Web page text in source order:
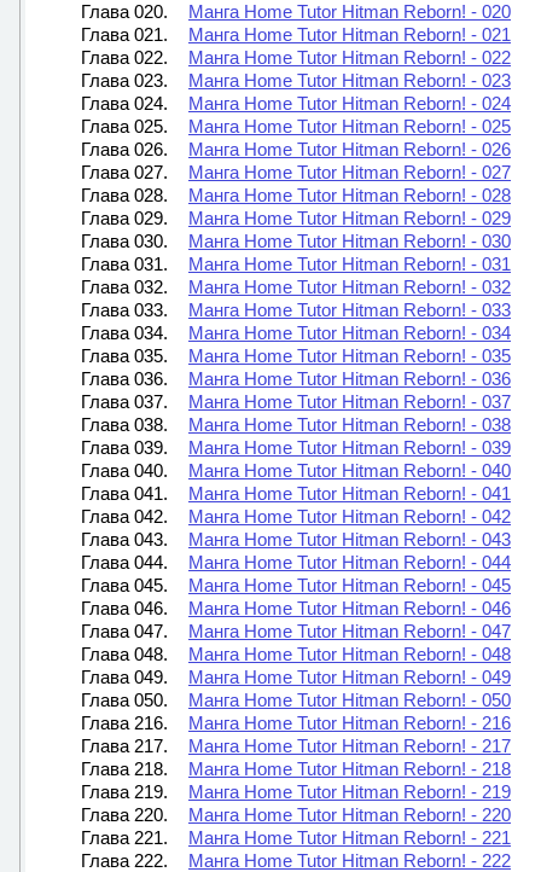
Глава 020.
Манга Home Tutor Hitman Reborn! - 020
Глава 021.
Манга Home Tutor Hitman Reborn! - 021
Глава 022.
Манга Home Tutor Hitman Reborn! - 022
Глава 023.
Манга Home Tutor Hitman Reborn! - 023
Глава 024.
Манга Home Tutor Hitman Reborn! - 024
Глава 025.
Манга Home Tutor Hitman Reborn! - 025
Глава 026.
Манга Home Tutor Hitman Reborn! - 026
Глава 027.
Манга Home Tutor Hitman Reborn! - 027
Глава 028.
Манга Home Tutor Hitman Reborn! - 028
Глава 029.
Манга Home Tutor Hitman Reborn! - 029
Глава 030.
Манга Home Tutor Hitman Reborn! - 030
Глава 031.
Манга Home Tutor Hitman Reborn! - 031
Глава 032.
Манга Home Tutor Hitman Reborn! - 032
Глава 033.
Манга Home Tutor Hitman Reborn! - 033
Глава 034.
Манга Home Tutor Hitman Reborn! - 034
Глава 035.
Манга Home Tutor Hitman Reborn! - 035
Глава 036.
Манга Home Tutor Hitman Reborn! - 036
Глава 037.
Манга Home Tutor Hitman Reborn! - 037
Глава 038.
Манга Home Tutor Hitman Reborn! - 038
Глава 039.
Манга Home Tutor Hitman Reborn! - 039
Глава 040.
Манга Home Tutor Hitman Reborn! - 040
Глава 041.
Манга Home Tutor Hitman Reborn! - 041
Глава 042.
Манга Home Tutor Hitman Reborn! - 042
Глава 043.
Манга Home Tutor Hitman Reborn! - 043
Глава 044.
Манга Home Tutor Hitman Reborn! - 044
Глава 045.
Манга Home Tutor Hitman Reborn! - 045
Глава 046.
Манга Home Tutor Hitman Reborn! - 046
Глава 047.
Манга Home Tutor Hitman Reborn! - 047
Глава 048.
Манга Home Tutor Hitman Reborn! - 048
Глава 049.
Манга Home Tutor Hitman Reborn! - 049
Глава 050.
Манга Home Tutor Hitman Reborn! - 050
Глава 216.
Манга Home Tutor Hitman Reborn! - 216
Глава 217.
Манга Home Tutor Hitman Reborn! - 217
Глава 218.
Манга Home Tutor Hitman Reborn! - 218
Глава 219.
Манга Home Tutor Hitman Reborn! - 219
Глава 220.
Манга Home Tutor Hitman Reborn! - 220
Глава 221.
Манга Home Tutor Hitman Reborn! - 221
Глава 222.
Манга Home Tutor Hitman Reborn! - 222